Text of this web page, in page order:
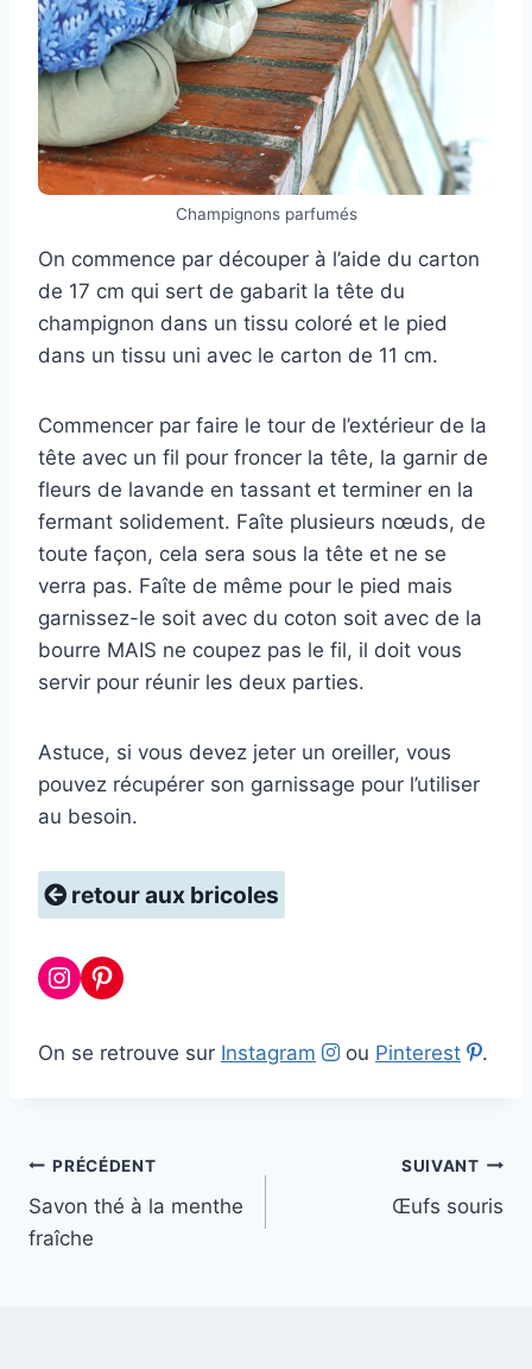
Champignons parfumés
On commence par découper à l’aide du carton
de 17 cm qui sert de gabarit la tête du
champignon dans un tissu coloré et le pied
dans un tissu uni avec le carton de 11 cm.
Commencer par faire le tour de l’extérieur de la
tête avec un fil pour froncer la tête, la garnir de
fleurs de lavande en tassant et terminer en la
fermant solidement. Faîte plusieurs nœuds, de
toute façon, cela sera sous la tête et ne se
verra pas. Faîte de même pour le pied mais
garnissez-le soit avec du coton soit avec de la
bourre MAIS ne coupez pas le fil, il doit vous
servir pour réunir les deux parties.
Astuce, si vous devez jeter un oreiller, vous
pouvez récupérer son garnissage pour l’utiliser
au besoin.
retour aux bricoles
Instagram Pinterest
On se retrouve sur Instagram ou Pinterest .
Navigation
de
PRÉCÉDENT
Savon thé à la menthe
fraîche
SUIVANT
Œufs souris